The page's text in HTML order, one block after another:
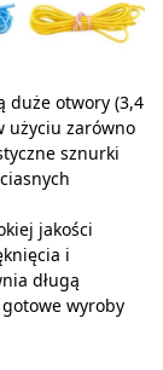
duże otwory (3,4
użyciu zarówno
sznurki
jakości
i
długą
wyroby